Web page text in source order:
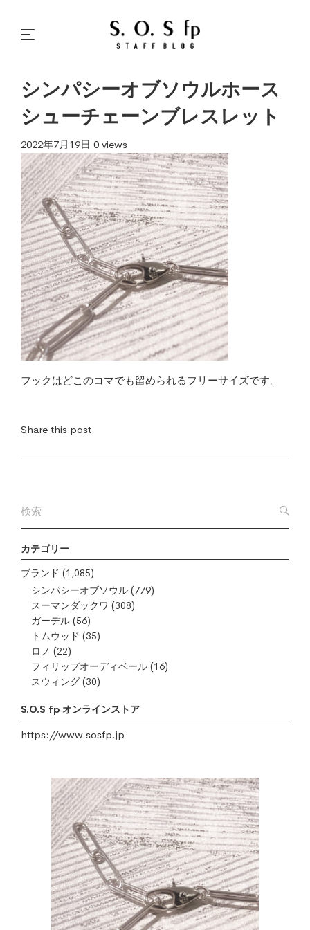
カテゴリー
ブランド (1,085)
シンパシーオブソウル (779)
スーマンダックワ (308)
ガーデル (56)
トムウッド (35)
ロノ (22)
フィリップオーディベール (16)
スウィング (30)
S.O.S fp オンラインストア
https://www.sosfp.jp
シンパシーオブソウルホース
シューチェーンブレスレット
2022年7月19日 0 views
フックはどこのコマでも留められるフリーサイズです。
Share this post